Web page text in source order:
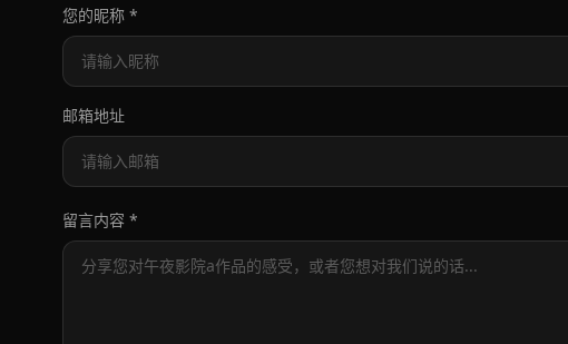
您的昵称 *
邮箱地址
留言内容 *